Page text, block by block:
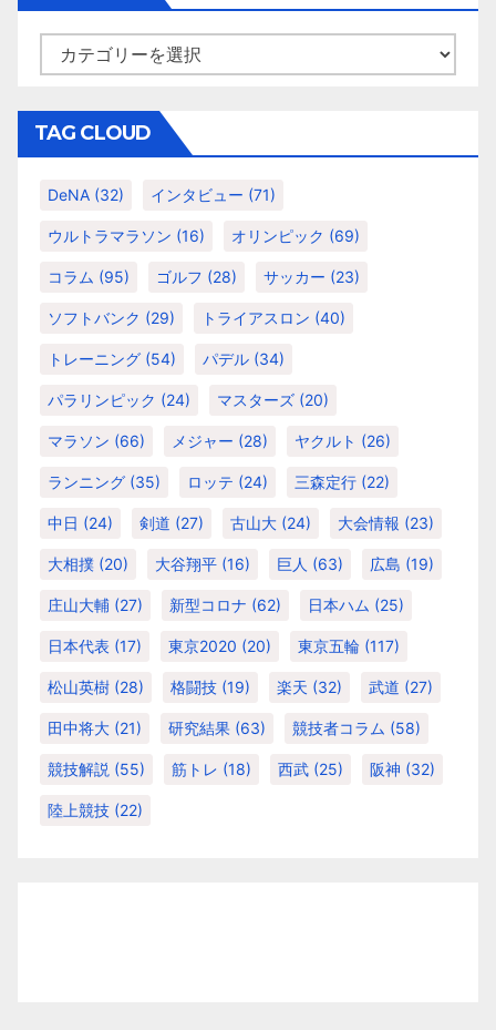
テ
リ
TAG CLOUD
DeNA (32) インタビュー (71)
ウルトラマラソン (16) オリンピック (69)
コラム (95) ゴルフ (28) サッカー (23)
ソフトバンク (29) トライアスロン (40)
トレーニング (54) パデル (34)
パラリンピック (24) マスターズ (20)
マラソン (66) メジャー (28) ヤクルト (26)
ランニング (35) ロッテ (24) 三森定行 (22)
中日 (24) 剣道 (27) 古山大 (24) 大会情報 (23)
大相撲 (20) 大谷翔平 (16) 巨人 (63) 広島 (19)
庄山大輔 (27) 新型コロナ (62) 日本ハム (25)
日本代表 (17) 東京2020 (20) 東京五輪 (117)
松山英樹 (28) 格闘技 (19) 楽天 (32) 武道 (27)
田中将大 (21) 研究結果 (63) 競技者コラム (58)
競技解説 (55) 筋トレ (18) 西武 (25) 阪神 (32)
陸上競技 (22)